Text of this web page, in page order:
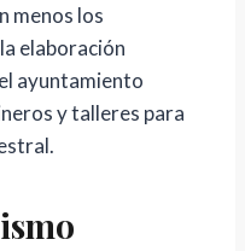
menos los
elaboración
ayuntamiento
y talleres para